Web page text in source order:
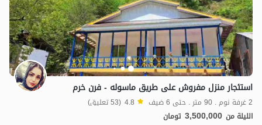
استئجار منزل مفروش على طريق ماسوله - فرن خرم
2 غرفة نوم . 90 متر . حتى 6 ضيف 4.8 (53 تعليق)
الليلة من 3,500,000 تومان